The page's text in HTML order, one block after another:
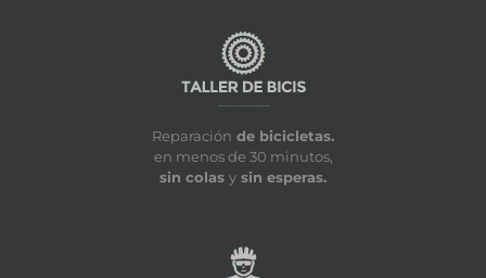
Reparación de bicicletas.
en menos de 30 minutos,
sin colas y sin esperas.